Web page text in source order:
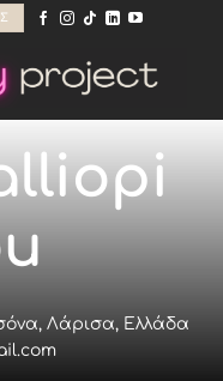
Λάρισα, Ελλάδα